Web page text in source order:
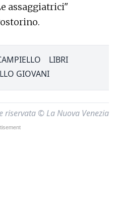
assaggiatrici"
LIBRI
GIOVANI
riservata © La Nuova Venezia